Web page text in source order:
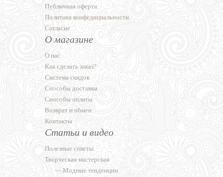
Публичная оферта
Политика конфедициальности
Согласие
О магазине
О нас
Как сделать заказ?
Система скидок
Способы доставки
Способы оплаты
Возврат и обмен
Контакты
Статьи и видео
Полезные советы
Творческая мастерская
— Модные тенденции